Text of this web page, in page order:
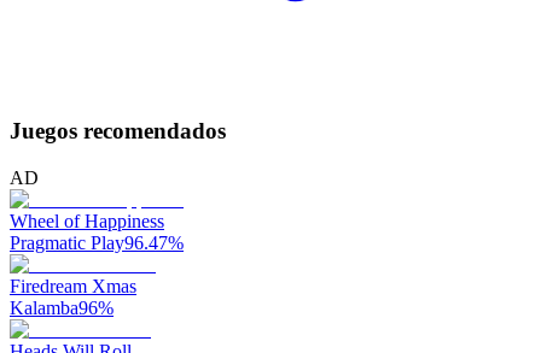
Juegos recomendados
AD
Wheel of Happiness
Pragmatic Play96.47%
Firedream Xmas
Kalamba96%